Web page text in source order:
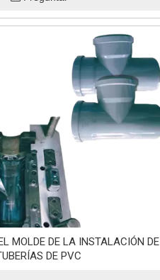
MOLDE DE LA INSTALACIÓN DE
DE PVC